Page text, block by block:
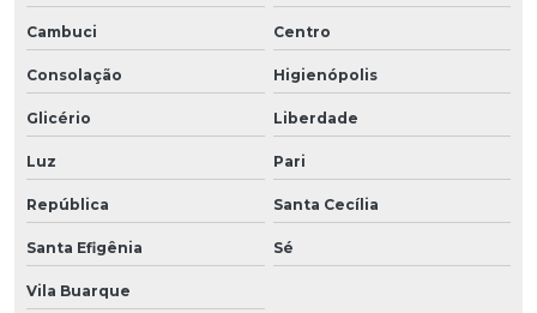
Cambuci Centro
Consolação Higienópolis
Glicério Liberdade
Luz Pari
República Santa Cecília
Santa Efigênia Sé
Vila Buarque